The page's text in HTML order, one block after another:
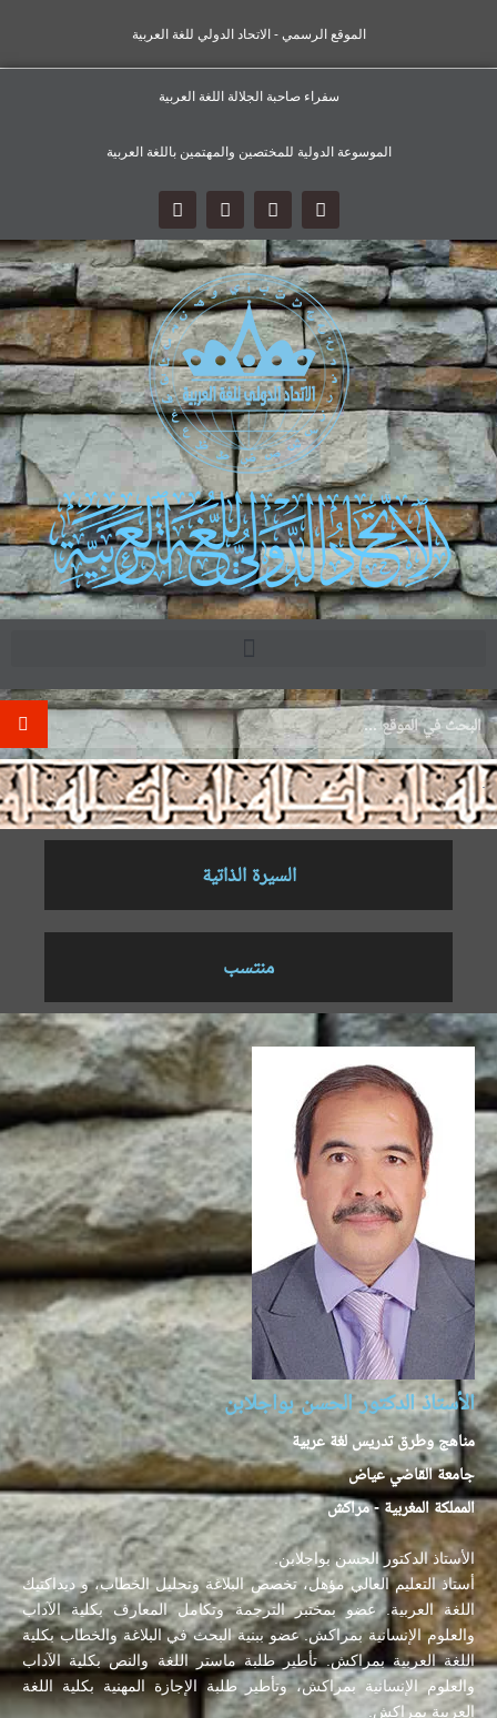
الموقع الرسمي - الاتحاد الدولي للغة العربية
سفراء صاحبة الجلالة اللغة العربية
الموسوعة الدولية للمختصين والمهتمين باللغة العربية
.
السيرة الذاتية
منتسب
الأستاذ الدكتور الحسن بواجلابن
مناهج وطرق تدريس لغة عربية
جامعة القاضي عياض
المملكة المغربية - مراكش
الأستاذ الدكتور الحسن بواجلابن.
أستاذ التعليم العالي مؤهل، تخصص البلاغة وتحليل الخطاب، و ديداكتيك
اللغة العربية. عضو بمختبر الترجمة وتكامل المعارف بكلية الآداب
والعلوم الإنسانية بمراكش. عضو ببنية البحث في البلاغة والخطاب بكلية
اللغة العربية بمراكش. تأطير طلبة ماستر اللغة والنص بكلية الآداب
والعلوم الإنسانية بمراكش، وتأطير طلبة الإجازة المهنية بكلية اللغة
العربية بمراكش.